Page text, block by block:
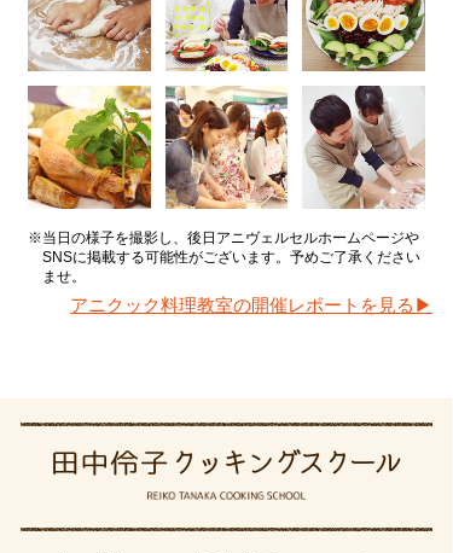
※当日の様子を撮影し、後日アニヴェルセルホームページや
SNSに掲載する可能性がございます。予めご了承ください
ませ。
アニクック料理教室の開催レポートを見る▶